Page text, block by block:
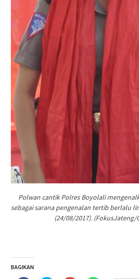
Polwan cantik Polres Boyolali
sebagai sarana pengenalan tertib berlalu
(24/08/2017). (FokusJateng/
BAGIKAN